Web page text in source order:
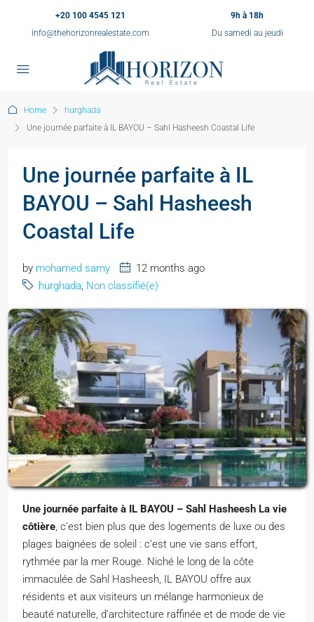
+20 100 4545 121
info@thehorizonrealestate.com
9h à 18h
Du samedi au jeudi
Home
hurghada
Une journée parfaite à IL BAYOU – Sahl Hasheesh Coastal Life
Une journée parfaite à IL
BAYOU – Sahl Hasheesh
Coastal Life
by mohamed samy
12 months ago
hurghada, Non classifié(e)
Une journée parfaite à IL BAYOU – Sahl Hasheesh La vie
côtière, c’est bien plus que des logements de luxe ou des
plages baignées de soleil : c’est une vie sans effort,
rythmée par la mer Rouge. Niché le long de la côte
immaculée de Sahl Hasheesh, IL BAYOU offre aux
résidents et aux visiteurs un mélange harmonieux de
beauté naturelle, d’architecture raffinée et de mode de vie